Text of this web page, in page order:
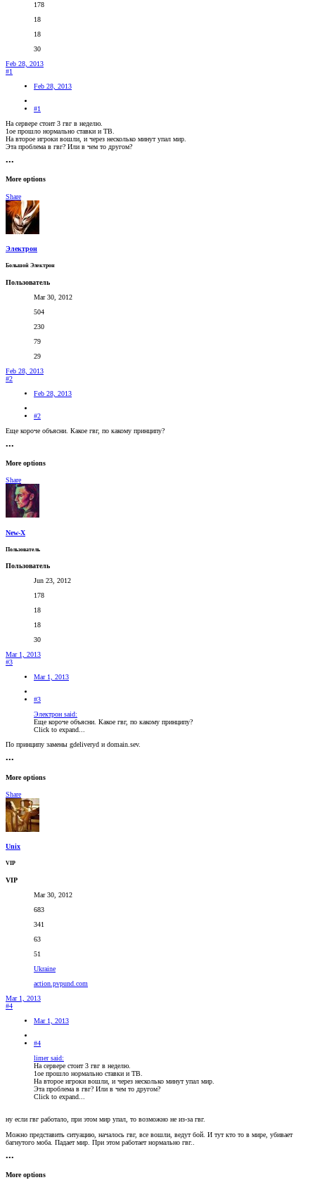
178
18
18
30
Feb 28, 2013
#1
Feb 28, 2013
#1
На сервере стоит 3 гвг в неделю.
1ое прошло нормально ставки и ТВ.
На второе игроки вошли, и через несколько минут упал мир.
Эта проблема в гвг? Или в чем то другом?
•••
More options
Share
Электрон
Большой Электрон
Пользователь
Mar 30, 2012
504
230
79
29
Feb 28, 2013
#2
Feb 28, 2013
#2
Еще короче объясни. Какое гвг, по какому принципу?
•••
More options
Share
New-X
Пользователь
Пользователь
Jun 23, 2012
178
18
18
30
Mar 1, 2013
#3
Mar 1, 2013
#3
Электрон said:
Еще короче объясни. Какое гвг, по какому принципу?
Click to expand...
По принципу замены gdeliveryd и domain.sev.
•••
More options
Share
Unix
VIP
VIP
Mar 30, 2012
683
341
63
51
Ukraine
action.pvpund.com
Mar 1, 2013
#4
Mar 1, 2013
#4
limer said:
На сервере стоит 3 гвг в неделю.
1ое прошло нормально ставки и ТВ.
На второе игроки вошли, и через несколько минут упал мир.
Эта проблема в гвг? Или в чем то другом?
Click to expand...
ну если гвг работало, при этом мир упал, то возможно не из-за гвг.
Можно представить ситуацию, началось гвг, все вошли, ведут бой. И тут кто то в мире, убивает
багнутого моба. Падает мир. При этом работает нормально гвг..
•••
More options